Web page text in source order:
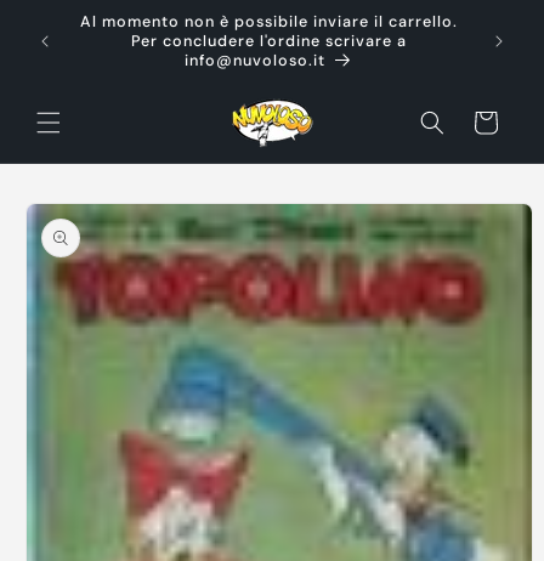
direttamente
ai contenuti
Al momento non è possibile inviare il carrello.
Per concludere l'ordine scrivare a
info@nuvoloso.it
Carrello
Passa alle
informazioni
sul prodotto